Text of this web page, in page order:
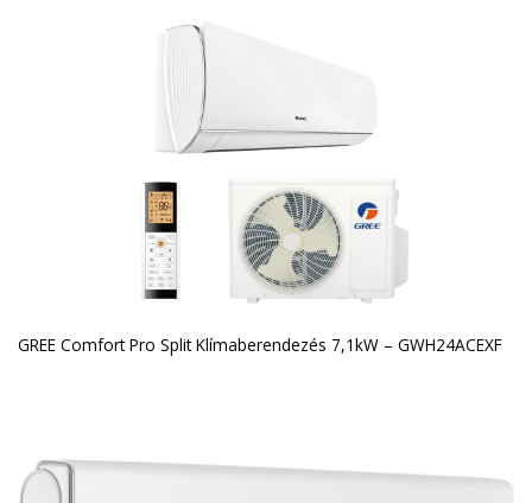
GREE Comfort Pro Split Klímaberendezés 7,1kW – GWH24ACEXF